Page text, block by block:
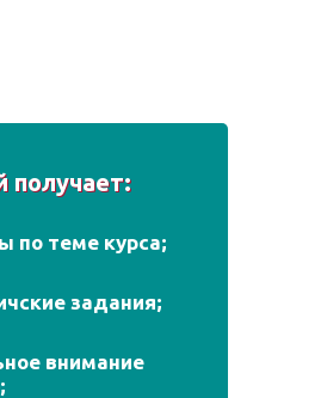
по теме курса;
задания;
внимание